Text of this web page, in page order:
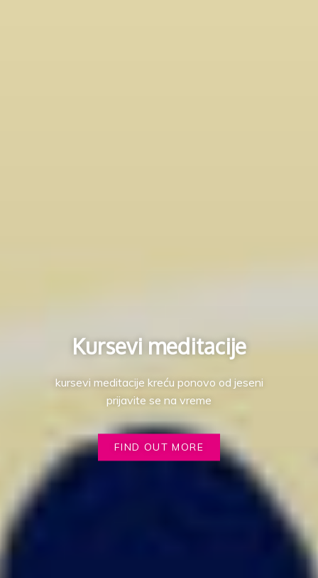
Kursevi meditacije
kursevi meditacije kreću ponovo od jeseni
prijavite se na vreme
FIND OUT MORE